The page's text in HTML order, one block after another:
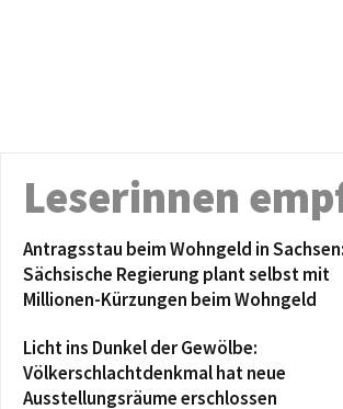
Leserinnen
Antragsstau beim Wohngeld in Sachsen:
Sächsische Regierung plant selbst mit
Millionen-Kürzungen beim Wohngeld
Licht ins Dunkel der Gewölbe:
Völkerschlachtdenkmal hat neue
Ausstellungsräume erschlossen